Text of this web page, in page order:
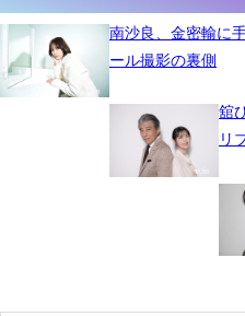
南沙良、金密輸に
ール撮影の裏側
舘
リ